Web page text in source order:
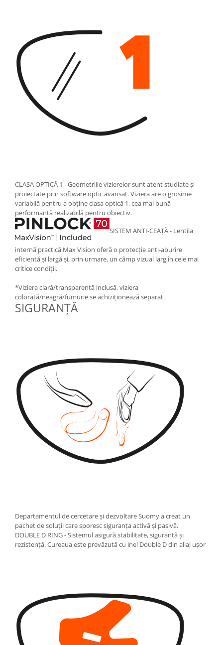
CLASA OPTICĂ 1 - Geometriile vizierelor sunt atent studiate și
proiectate prin software optic avansat. Viziera are o grosime
variabilă pentru a obține clasa optică 1, cea mai bună
performanță realizabilă pentru obiectiv.
SISTEM ANTI-CEAȚĂ - Lentila
internă practică Max Vision oferă o protecție anti-aburire
eficientă și largă și, prin urmare, un câmp vizual larg în cele mai
critice condiții.
*Viziera clară/transparentă inclusă, viziera
colorată/neagră/fumurie se achiziționează separat.
SIGURANȚĂ
Departamentul de cercetare și dezvoltare Suomy a creat un
pachet de soluții care sporesc siguranța activă și pasivă.
DOUBLE D RING - Sistemul asigură stabilitate, siguranță și
rezistență. Cureaua este prevăzută cu inel Double D din aliaj ușor